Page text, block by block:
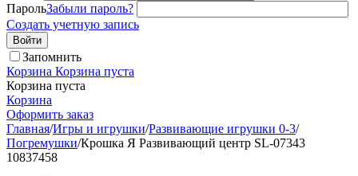
ПарольЗабыли пароль?
Создать учетную запись
Войти
Запомнить
Корзина Корзина пуста
Корзина пуста
Корзина
Оформить заказ
Главная/Игры и игрушки/Развивающие игрушки 0-3/
Погремушки/Крошка Я Развивающий центр SL-07343
10837458